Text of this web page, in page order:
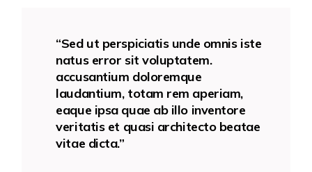
“Sed ut perspiciatis unde omnis iste
natus error sit voluptatem.
accusantium doloremque
laudantium, totam rem aperiam,
eaque ipsa quae ab illo inventore
veritatis et quasi architecto beatae
vitae dicta.”